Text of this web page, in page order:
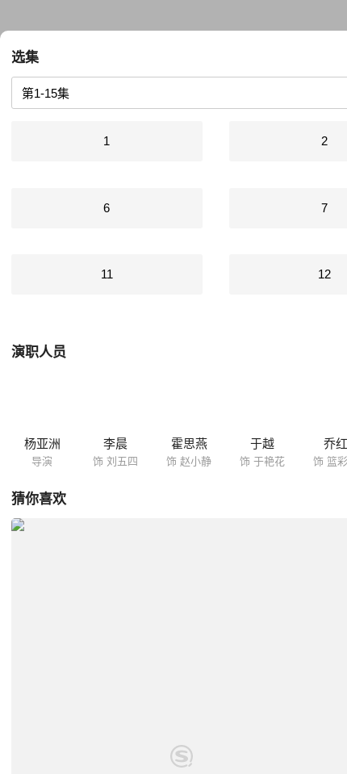
选集
1 2
6 7
11 12
演职人员
杨亚洲
导演
李晨
饰 刘五四
霍思燕
饰 赵小静
于越
饰 于艳花
乔红
饰 篮
猜你喜欢